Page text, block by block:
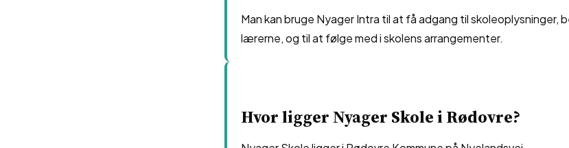
Man kan bruge Nyager Intra til at få adgang til skoleoplysninger,
lærerne, og til at følge med i skolens arrangementer.
Hvor ligger Nyager Skole i Rødovre?